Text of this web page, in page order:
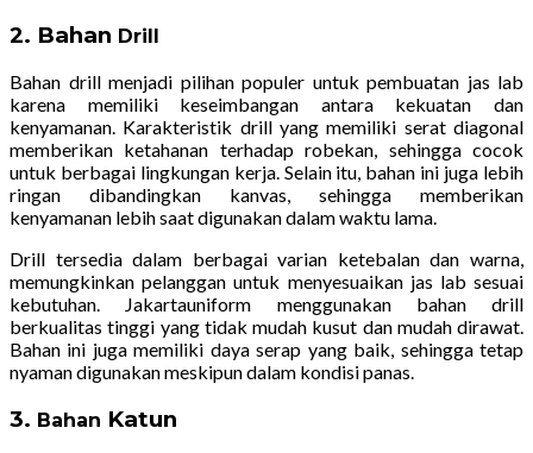
2. Bahan Drill
Bahan drill menjadi pilihan populer untuk pembuatan jas lab
karena memiliki keseimbangan antara kekuatan dan
kenyamanan. Karakteristik drill yang memiliki serat diagonal
memberikan ketahanan terhadap robekan, sehingga cocok
untuk berbagai lingkungan kerja. Selain itu, bahan ini juga lebih
ringan dibandingkan kanvas, sehingga memberikan
kenyamanan lebih saat digunakan dalam waktu lama.
Drill tersedia dalam berbagai varian ketebalan dan warna,
memungkinkan pelanggan untuk menyesuaikan jas lab sesuai
kebutuhan. Jakartauniform menggunakan bahan drill
berkualitas tinggi yang tidak mudah kusut dan mudah dirawat.
Bahan ini juga memiliki daya serap yang baik, sehingga tetap
nyaman digunakan meskipun dalam kondisi panas.
3. Bahan Katun